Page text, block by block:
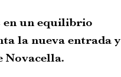
en un equilibrio
la nueva entrada y
Novacella.